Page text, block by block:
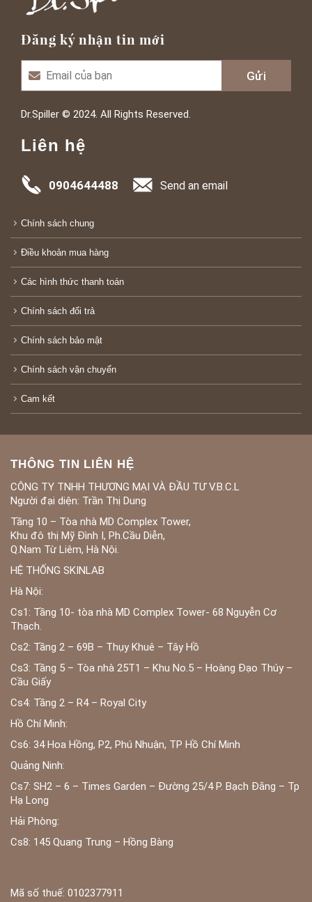
Đăng ký nhận tin mới
Dr.Spiller © 2024. All Rights Reserved.
Liên hệ
0904644488 Send an email
Chính sách chung
Điều khoản mua hàng
Các hình thức thanh toán
Chính sách đổi trả
Chính sách bảo mật
Chính sách vận chuyển
Cam kết
THÔNG TIN LIÊN HỆ
CÔNG TY TNHH THƯƠNG MẠI VÀ ĐẦU TƯ V.B.C.L
Người đại diện: Trần Thị Dung
Tầng 10 – Tòa nhà MD Complex Tower,
Khu đô thị Mỹ Đình I, Ph.Cầu Diễn,
Q.Nam Từ Liêm, Hà Nội.
HỆ THỐNG SKINLAB
Hà Nội:
Cs1: Tầng 10- tòa nhà MD Complex Tower- 68 Nguyễn Cơ
Thạch.
Cs2: Tầng 2 – 69B – Thụy Khuê – Tây Hồ
Cs3: Tầng 5 – Tòa nhà 25T1 – Khu No.5 – Hoàng Đạo Thúy –
Cầu Giấy
Cs4: Tầng 2 – R4 – Royal City
Hồ Chí Minh:
Cs6: 34 Hoa Hồng, P2, Phú Nhuận, TP Hồ Chí Minh
Quảng Ninh:
Cs7: SH2 – 6 – Times Garden – Đường 25/4 P. Bạch Đằng – Tp
Hạ Long
Hải Phòng:
Cs8: 145 Quang Trung – Hồng Bàng
Mã số thuế: 0102377911